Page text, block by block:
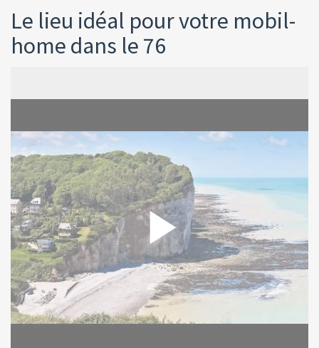
Le lieu idéal pour votre mobil-
home dans le 76